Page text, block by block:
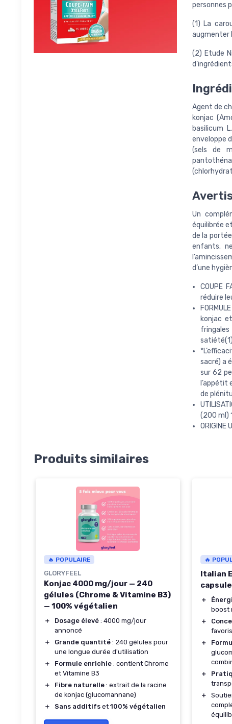
personnes
(1) La
augmenter
(2) Etude
Agent de
konjac
basilicum
enveloppe
(sels de
Un
équilibrée
de la
enfants.
d’une
COUPE
réduire
konjac
sacré) a
sur 62
l’appétit
de
(200 ml)
ORIGINE
Produits similaires
🔥 POPULAIRE
GLORYFEEL
Konjac 4000 mg/jour — 240
gélules (Chrome & Vitamine B3)
— 100% végétalien
＋ Dosage élevé : 4000 mg/jour
annoncé
＋
Grande quantité : 240 gélules pour
une longue durée d'utilisation
＋
Formule enrichie : contient Chrome
et Vitamine B3
＋
Fibre naturelle : extrait de la racine
de konjac (glucomannane)
＋
Sans additifs et 100% végétalien
🔥
Italian
＋
boost
＋
＋
＋
＋